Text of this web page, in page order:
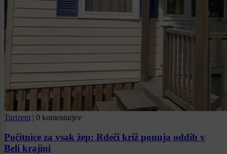
Turizem | 0 komentarjev
Počitnice za vsak žep: Rdeči križ ponuja oddih v
Beli krajini